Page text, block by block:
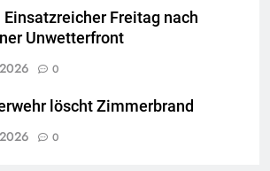
Einsatzreicher Freitag nach
Unwetterfront
0
löscht Zimmerbrand
0